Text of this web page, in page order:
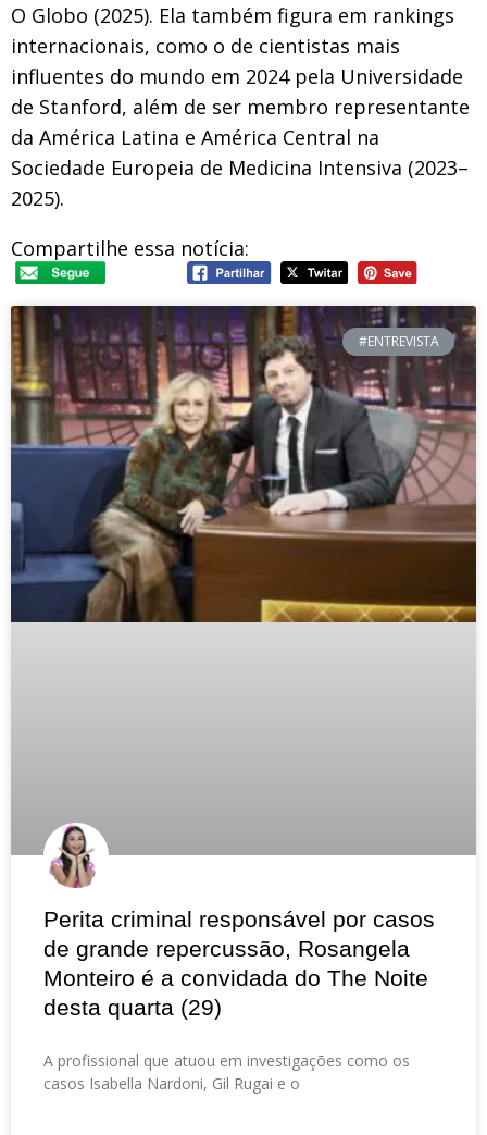
O Globo (2025). Ela também figura em rankings
internacionais, como o de cientistas mais
influentes do mundo em 2024 pela Universidade
de Stanford, além de ser membro representante
da América Latina e América Central na
Sociedade Europeia de Medicina Intensiva (2023–
2025).
Compartilhe essa notícia:
#ENTREVISTA
Perita criminal responsável por casos
de grande repercussão, Rosangela
Monteiro é a convidada do The Noite
desta quarta (29)
A profissional que atuou em investigações como os
casos Isabella Nardoni, Gil Rugai e o